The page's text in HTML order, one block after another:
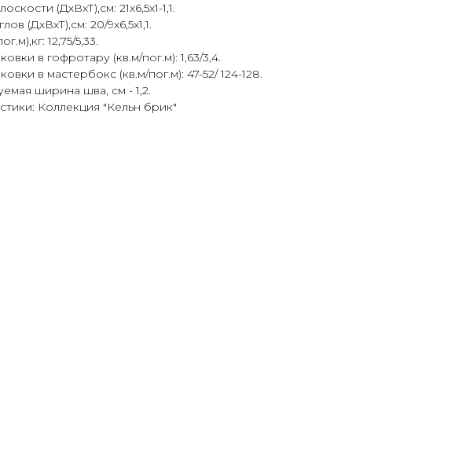
(ДхВхТ),см: 21х6,5х1-1,1.
(ДхВхТ),см: 20/9х6,5х1,1.
12,75/5,33.
в гофротару (кв.м/пог.м): 1,63/3,4.
в мастербокс (кв.м/пог.м): 47-52/ 124-128.
ширина шва, см - 1,2.
Коллекция "Кельн брик"